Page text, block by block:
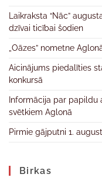
Laikraksta “Nāc”
dzīvai ticībai šodien
„Oāzes” nometne
Aicinājums piedalīties
konkursā
Informācija par papildu
svētkiem Aglonā
Pirmie gājputni 1.
Birkas